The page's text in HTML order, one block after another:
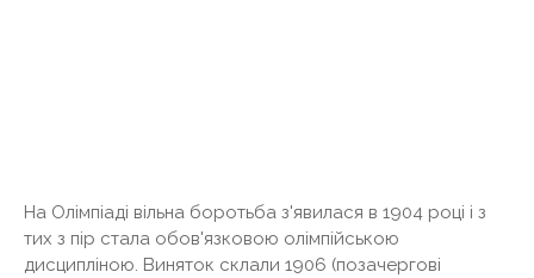
На Олімпіаді вільна боротьба з'явилася в 1904 році і з
тих з пір стала обов'язковою олімпійською
дисципліною. Виняток склали 1906 (позачергові